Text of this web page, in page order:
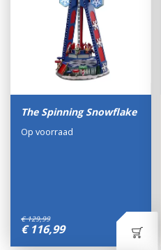
The Spinning Snowflake
€ 129,99
€ 116,99
Op voorraad